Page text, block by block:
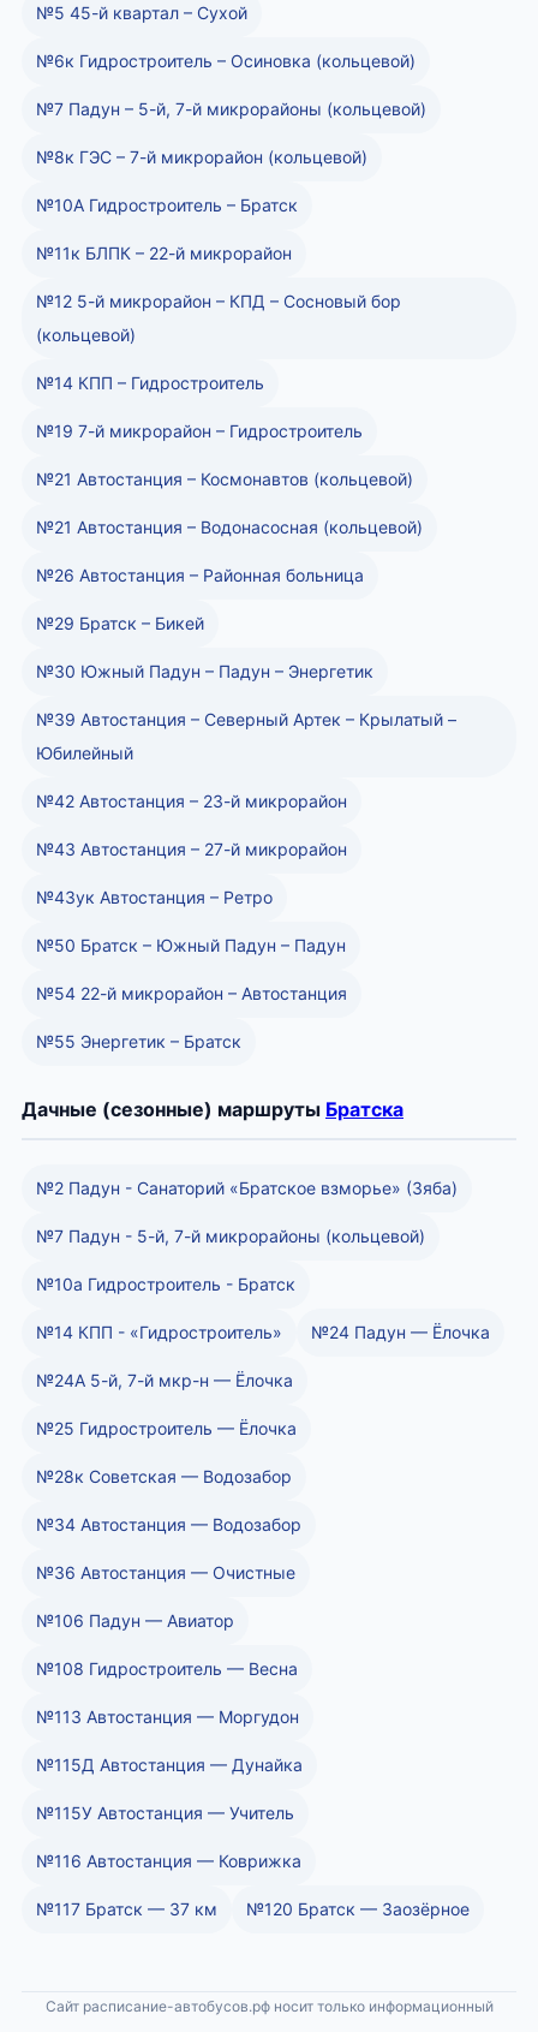
№5 45-й квартал – Сухой
№6к Гидростроитель – Осиновка (кольцевой)
№7 Падун – 5-й, 7-й микрорайоны (кольцевой)
№8к ГЭС – 7-й микрорайон (кольцевой)
№10А Гидростроитель – Братск
№11к БЛПК – 22-й микрорайон
№12 5-й микрорайон – КПД – Сосновый бор
(кольцевой)
№14 КПП – Гидростроитель
№19 7-й микрорайон – Гидростроитель
№21 Автостанция – Космонавтов (кольцевой)
№21 Автостанция – Водонасосная (кольцевой)
№26 Автостанция – Районная больница
№29 Братск – Бикей
№30 Южный Падун – Падун – Энергетик
№39 Автостанция – Северный Артек – Крылатый –
Юбилейный
№42 Автостанция – 23-й микрорайон
№43 Автостанция – 27-й микрорайон
№43ук Автостанция – Ретро
№50 Братск – Южный Падун – Падун
№54 22-й микрорайон – Автостанция
№55 Энергетик – Братск
Дачные (сезонные) маршруты Братска
№2 Падун - Санаторий «Братское взморье» (Зяба)
№7 Падун - 5-й, 7-й микрорайоны (кольцевой)
№10а Гидростроитель - Братск
№14 КПП - «Гидростроитель» №24 Падун — Ёлочка
№24А 5-й, 7-й мкр-н — Ёлочка
№25 Гидростроитель — Ёлочка
№28к Советская — Водозабор
№34 Автостанция — Водозабор
№36 Автостанция — Очистные
№106 Падун — Авиатор
№108 Гидростроитель — Весна
№113 Автостанция — Моргудон
№115Д Автостанция — Дунайка
№115У Автостанция — Учитель
№116 Автостанция — Коврижка
№117 Братск — 37 км №120 Братск — Заозёрное
Сайт расписание-автобусов.рф носит только информационный